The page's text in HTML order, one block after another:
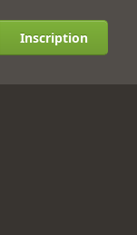
Inscription